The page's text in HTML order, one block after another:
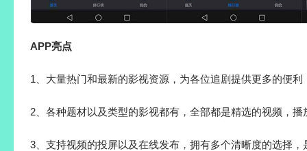
APP亮点
1、大量热门和最新的影视资源，为各位追剧提供更多的便
2、各种题材以及类型的影视都有，全部都是精选的视频，
3、支持视频的投屏以及在线发布，拥有多个清晰度的选择